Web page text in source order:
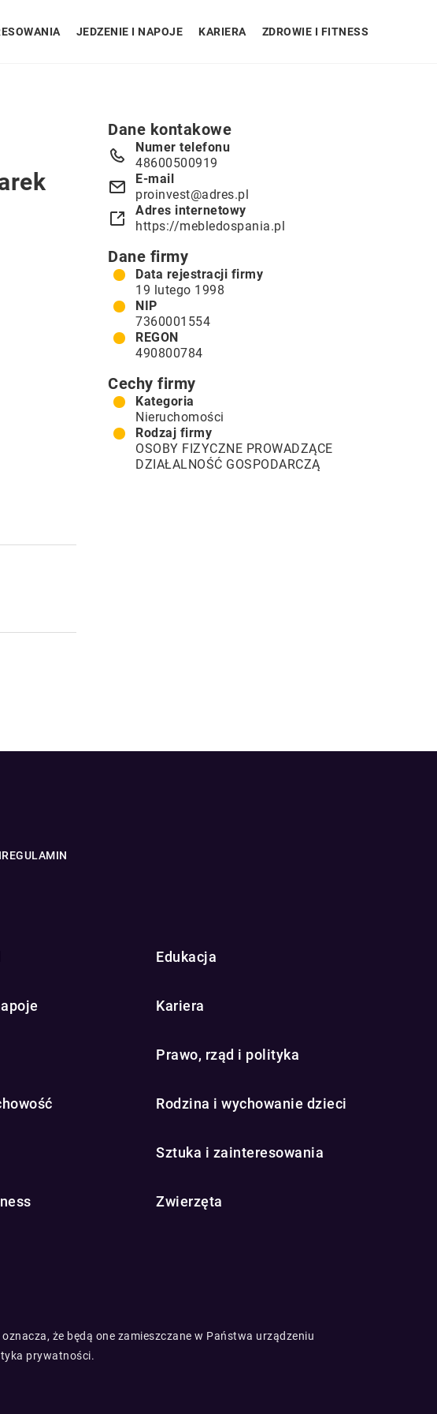
JEDZENIE I NAPOJE KARIERA ZDROWIE I FITNESS
Dane kontakowe
Numer telefonu
48600500919
E-mail
proinvest@adres.pl
Adres internetowy
https://mebledospania.pl
Dane firmy
Data rejestracji firmy
19 lutego 1998
NIP
7360001554
REGON
490800784
Cechy firmy
Kategoria
Nieruchomości
Rodzaj firmy
OSOBY FIZYCZNE PROWADZĄCE
DZIAŁALNOŚĆ GOSPODARCZĄ
REGULAMIN
Edukacja
Kariera
Prawo, rząd i polityka
Rodzina i wychowanie dzieci
Sztuka i zainteresowania
Zwierzęta
że będą one zamieszczane w Państwa urządzeniu
prywatności.